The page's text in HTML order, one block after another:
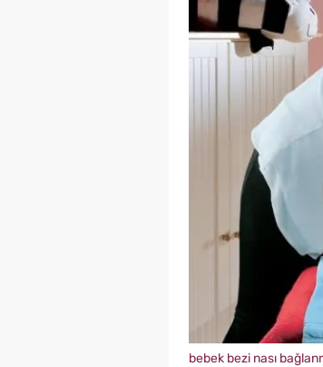
bebek bezi nası